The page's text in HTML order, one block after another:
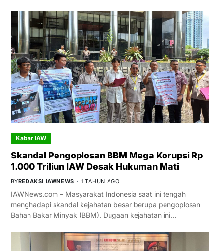
Kabar IAW
Skandal Pengoplosan BBM Mega Korupsi Rp
1.000 Triliun IAW Desak Hukuman Mati
BYREDAKSI IAWNEWS 1 TAHUN AGO
IAWNews.com – Masyarakat Indonesia saat ini tengah
menghadapi skandal kejahatan besar berupa pengoplosan
Bahan Bakar Minyak (BBM). Dugaan kejahatan ini…